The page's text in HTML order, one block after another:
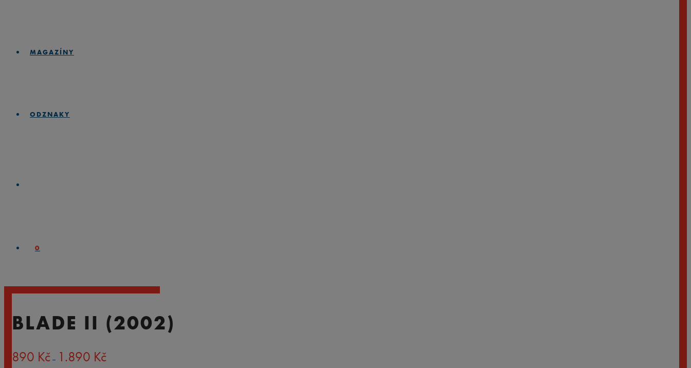
MAGAZÍNY
ODZNAKY
0
BLADE II (2002)
890 Kč – 1.890 Kčcen: